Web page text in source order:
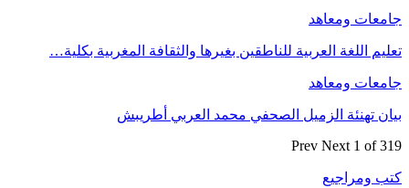
جامعات ومعاهد
تعليم اللغة العربية للناطقين بغيرها والثقافة المغربية بكلية…
جامعات ومعاهد
بيان تهنئة الزميل الصحفي محمد العربي أطريبش
Prev Next 1 of 319
كتب ومراجيع